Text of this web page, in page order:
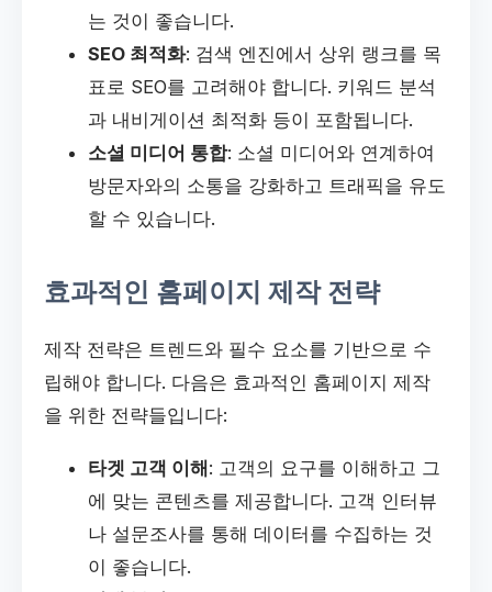
는 것이 좋습니다.
SEO 최적화: 검색 엔진에서 상위 랭크를 목
표로 SEO를 고려해야 합니다. 키워드 분석
과 내비게이션 최적화 등이 포함됩니다.
소셜 미디어 통합: 소셜 미디어와 연계하여
방문자와의 소통을 강화하고 트래픽을 유도
할 수 있습니다.
효과적인 홈페이지 제작 전략
제작 전략은 트렌드와 필수 요소를 기반으로 수
립해야 합니다. 다음은 효과적인 홈페이지 제작
을 위한 전략들입니다:
타겟 고객 이해 : 고객의 요구를 이해하고 그
에 맞는 콘텐츠를 제공합니다. 고객 인터뷰
나 설문조사를 통해 데이터를 수집하는 것
이 좋습니다.